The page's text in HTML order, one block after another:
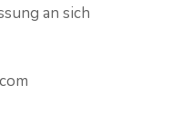
an sich